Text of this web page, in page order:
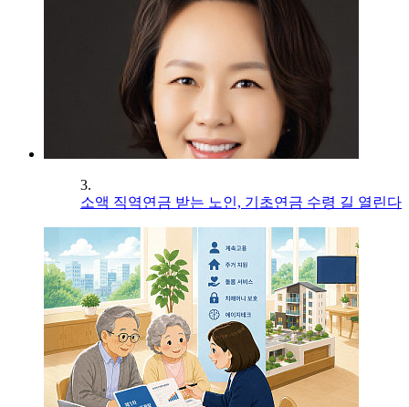
3.
소액 직역연금 받는 노인, 기초연금 수령 길 열린다